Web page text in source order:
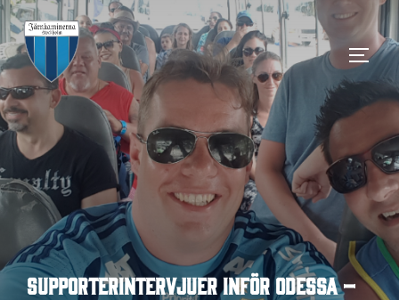
Hoppa
till
innehåll
SLÅ
Supporterintervjuer inför Odessa –